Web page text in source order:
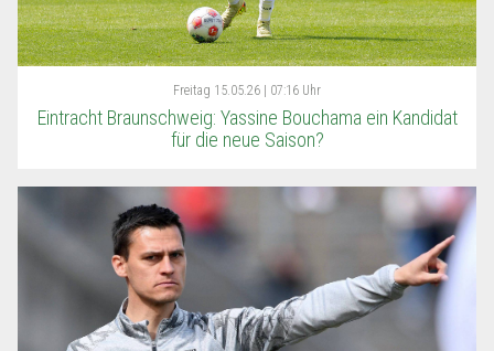
Freitag 15.05.26 | 07:16 Uhr
Eintracht Braunschweig: Yassine Bouchama ein Kandidat
für die neue Saison?